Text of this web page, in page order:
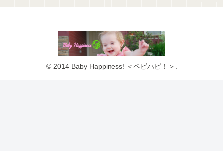
© 2014 Baby Happiness! ＜ベビハピ！＞.